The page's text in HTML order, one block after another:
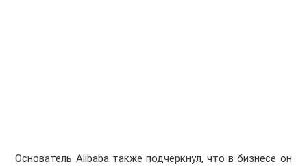
Основатель Alibaba также подчеркнул, что в бизнесе он